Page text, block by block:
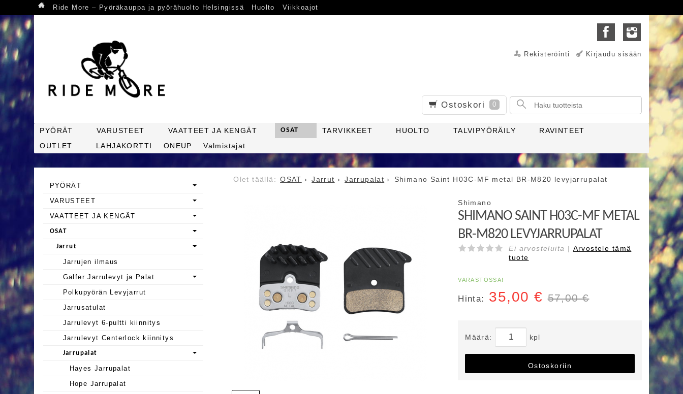
Ride More – Pyöräkauppa ja pyörähuolto Helsingissä Huolto Viikkoajot
Rekisteröinti Kirjaudu sisään
Ostoskori 0
PYÖRÄT VARUSTEET VAATTEET JA KENGÄT OSAT TARVIKKEET HUOLTO TALVIPYÖRÄILY
RAVINTEET
OUTLET
LAHJAKORTTI ONEUP Valmistajat
OSAT Jarrut Jarrupalat Shimano Saint H03C-MF metal BR-M820 levyjarrupalat
Shimano
SHIMANO SAINT H03C-MF METAL
BR-M820 LEVYJARRUPALAT
Ei arvosteluita | Arvostele tämä
tuote
VARASTOSSA!
Hinta: 35,00 € 57,00 €
Määrä: kpl
Ostoskoriin
PYÖRÄT
VARUSTEET
VAATTEET JA KENGÄT
OSAT
Jarrut
Jarrujen ilmaus
Galfer Jarrulevyt ja Palat
Polkupyörän Levyjarrut
Jarrusatulat
Jarrulevyt 6-pultti kiinnitys
Jarrulevyt Centerlock kiinnitys
Jarrupalat
Hayes Jarrupalat
Hope Jarrupalat